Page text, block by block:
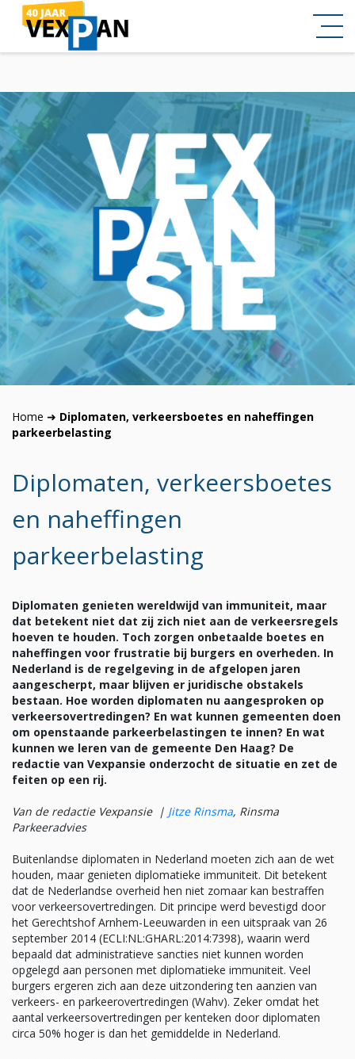
Home ➜ Diplomaten, verkeersboetes en naheffingen
parkeerbelasting
Diplomaten, verkeersboetes
en naheffingen
parkeerbelasting
Diplomaten genieten wereldwijd van immuniteit, maar
dat betekent niet dat zij zich niet aan de verkeersregels
hoeven te houden. Toch zorgen onbetaalde boetes en
naheffingen voor frustratie bij burgers en overheden. In
Nederland is de regelgeving in de afgelopen jaren
aangescherpt, maar blijven er juridische obstakels
bestaan. Hoe worden diplomaten nu aangesproken op
verkeersovertredingen? En wat kunnen gemeenten doen
om openstaande parkeerbelastingen te innen? En wat
kunnen we leren van de gemeente Den Haag? De
redactie van Vexpansie onderzocht de situatie en zet de
feiten op een rij.
Van de redactie Vexpansie | Jitze Rinsma, Rinsma
Parkeeradvies
Buitenlandse diplomaten in Nederland moeten zich aan de wet
houden, maar genieten diplomatieke immuniteit. Dit betekent
dat de Nederlandse overheid hen niet zomaar kan bestraffen
voor verkeersovertredingen. Dit principe werd bevestigd door
het Gerechtshof Arnhem-Leeuwarden in een uitspraak van 26
september 2014 (ECLI:NL:GHARL:2014:7398), waarin werd
bepaald dat administratieve sancties niet kunnen worden
opgelegd aan personen met diplomatieke immuniteit. Veel
burgers ergeren zich aan deze uitzondering ten aanzien van
verkeers- en parkeerovertredingen (Wahv). Zeker omdat het
aantal verkeersovertredingen per kenteken door diplomaten
circa 50% hoger is dan het gemiddelde in Nederland.